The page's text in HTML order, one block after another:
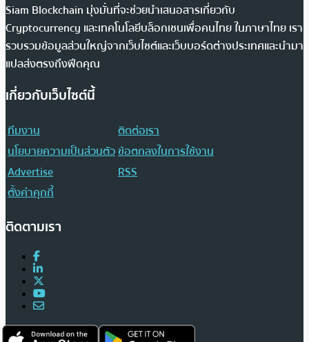
Siam Blockchain มุ่งมั่นที่จะช่วยนำเสนอสารเกี่ยวกับ
Cryptocurrency และเทคโนโลยีบล็อกเชนเพื่อคนไทย ในภาษาไทย เรา
รวบรวมข้อมูลส่วนใหญ่จากเว็บไซต์และเว็บบอร์ดต่างประเทศและนำมา
แปลส่งตรงถึงฟีดคุณ
เกี่ยวกับเว็บไซต์นี้
ทีมงาน
ติดต่อเรา
นโยบายความเป็นส่วนตัวข้อตกลงในการใช้งาน
Advertise
RSS
ตั้งค่าคุกกี้
ติดตามเรา